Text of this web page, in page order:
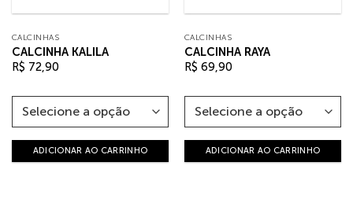
CALCINHAS
CALCINHA KALILA
R$ 72,90
ADICIONAR AO CARRINHO
CALCINHAS
CALCINHA RAYA
R$ 69,90
ADICIONAR AO CARRINHO